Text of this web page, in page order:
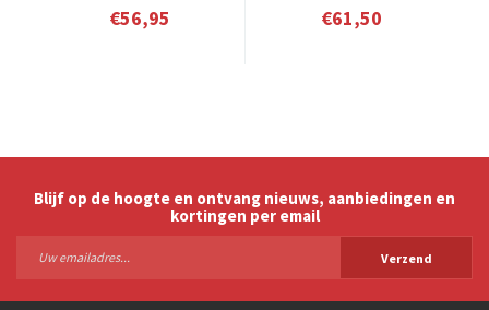
€56,95 €61,50
Blijf op de hoogte en ontvang nieuws, aanbiedingen en
kortingen per email
Verzend